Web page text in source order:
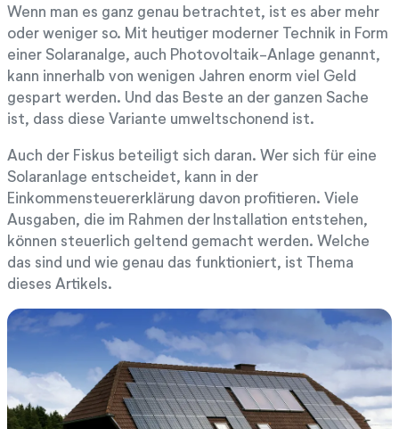
Wenn man es ganz genau betrachtet, ist es aber mehr
oder weniger so. Mit heutiger moderner Technik in Form
einer Solaranalge, auch Photovoltaik-Anlage genannt,
kann innerhalb von wenigen Jahren enorm viel Geld
gespart werden. Und das Beste an der ganzen Sache
ist, dass diese Variante umweltschonend ist.
Auch der Fiskus beteiligt sich daran. Wer sich für eine
Solaranlage entscheidet, kann in der
Einkommensteuererklärung davon profitieren. Viele
Ausgaben, die im Rahmen der Installation entstehen,
können steuerlich geltend gemacht werden. Welche
das sind und wie genau das funktioniert, ist Thema
dieses Artikels.